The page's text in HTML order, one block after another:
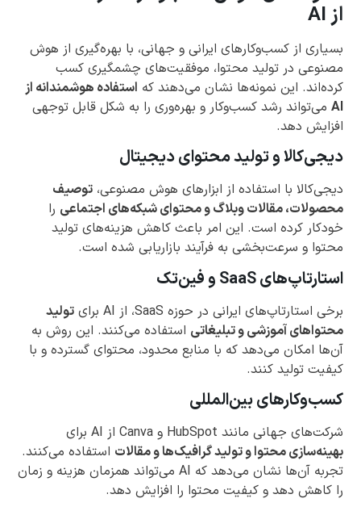
از AI
بسیاری از کسب‌وکارهای ایرانی و جهانی، با بهره‌گیری از هوش
مصنوعی در تولید محتوا، موفقیت‌های چشمگیری کسب
کرده‌اند. این نمونه‌ها نشان می‌دهند که استفاده هوشمندانه از
AI می‌تواند رشد کسب‌وکار و بهره‌وری را به شکل قابل توجهی
افزایش دهد.
دیجی‌کالا و تولید محتوای دیجیتال
دیجی‌کالا با استفاده از ابزارهای هوش مصنوعی، توصیف
محصولات، مقالات وبلاگ و محتوای شبکه‌های اجتماعی را
خودکار کرده است. این امر باعث کاهش هزینه‌های تولید
محتوا و سرعت‌بخشی به فرآیند بازاریابی شده است.
استارتاپ‌های SaaS و فین‌تک
برخی استارتاپ‌های ایرانی در حوزه SaaS، از AI برای
تولید
محتواهای آموزشی و تبلیغاتی استفاده می‌کنند. این روش به
آن‌ها امکان می‌دهد که با منابع محدود، محتوای گسترده و با
کیفیت تولید کنند.
کسب‌وکارهای بین‌المللی
شرکت‌های جهانی مانند HubSpot و Canva از AI برای
بهینه‌سازی محتوا و تولید گرافیک‌ها و مقالات استفاده می‌کنند.
تجربه آن‌ها نشان می‌دهد که AI می‌تواند همزمان هزینه و زمان
را کاهش دهد و کیفیت محتوا را افزایش دهد.